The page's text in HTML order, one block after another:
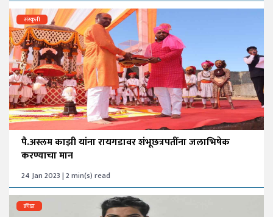
संस्कृती
पै.अस्लम काझी यांना रायगडावर शंभूछत्रपतींना जलाभिषेक
करण्याचा मान
24 Jan 2023 | 2 min(s) read
क्रीडा